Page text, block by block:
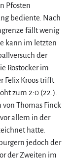
Pfosten
bediente. Nach
fällt wenig
kann im letzten
der
Rostocker im
Felix Kroos trifft
zum 2:0 (22.).
Thomas Finck
allem in der
hatte.
jedoch der
der Zweiten im